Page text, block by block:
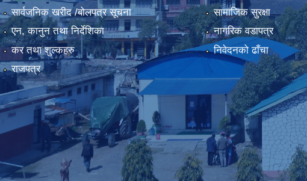
सार्वजनिक खरीद /बोलपत्र सूचना
एन, कानुन तथा निर्देशिका
कर तथा शुल्कहरु
राजपत्र
सामाजिक सुरक्षा
नागरिक वडापत्र
निवेदनको ढाँचा